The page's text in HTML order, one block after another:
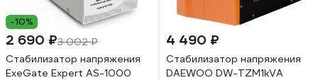
-10%
2 690 ₽3 002 ₽
Стабилизатор напряжения
ExeGate Expert AS-1000
4 490 ₽
Стабилизатор напряжения
DAEWOO DW-TZM1kVA